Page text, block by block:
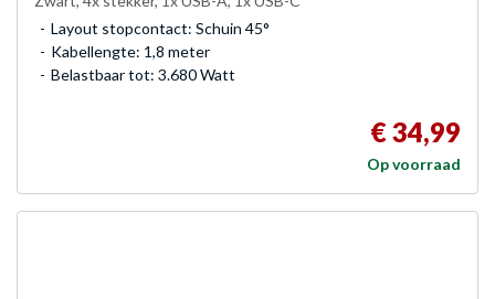
Layout stopcontact: Schuin 45°
Kabellengte: 1,8 meter
Belastbaar tot: 3.680 Watt
€ 34,99
Op voorraad